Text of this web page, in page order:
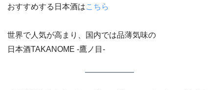
おすすめする日本酒はこちら
世界で人気が高まり、国内では品薄気味の
日本酒TAKANOME -鷹ノ目-